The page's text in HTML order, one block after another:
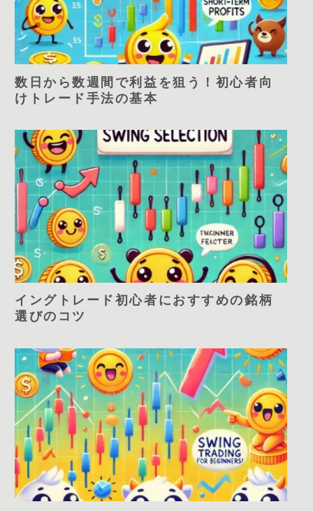
数日から数週間で利益を狙う！初心者向
けトレード手法の基本
イングトレード初心者におすすめの銘柄
選びのコツ